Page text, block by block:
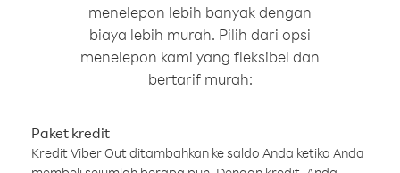
menelepon lebih banyak dengan
biaya lebih murah. Pilih dari opsi
menelepon kami yang fleksibel dan
bertarif murah:
Paket kredit
Kredit Viber Out ditambahkan ke saldo Anda ketika Anda